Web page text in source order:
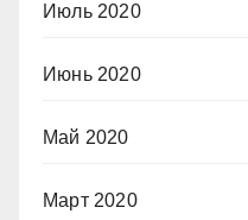
Июль 2020
Июнь 2020
Май 2020
Март 2020